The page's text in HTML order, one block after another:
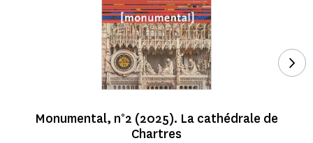
Monumental, n°2 (2025). La cathédrale de
Chartres